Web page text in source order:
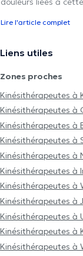
Lire l'article complet
Liens utiles
Zones proches
Kinésithérapeutes à
Kinésithérapeutes à
Kinésithérapeutes à
Kinésithérapeutes à
Kinésithérapeutes à
Kinésithérapeutes à
Kinésithérapeutes à
Kinésithérapeutes à
Kinésithérapeutes à
Kinésithérapeutes à
Kinésithérapeutes à